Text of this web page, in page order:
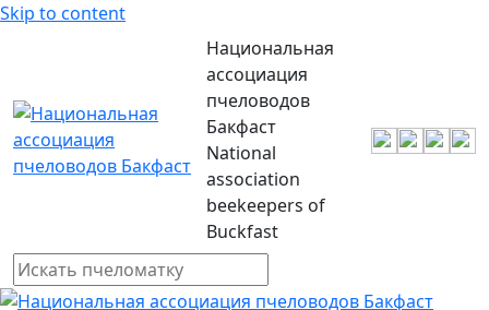
Skip to content
Национальная
ассоциация
пчеловодов
Бакфаст
National
association
beekeepers of
Buckfast